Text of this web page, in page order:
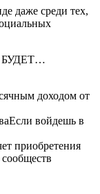
даже среди тех,
доходом от
войдешь в
приобретения